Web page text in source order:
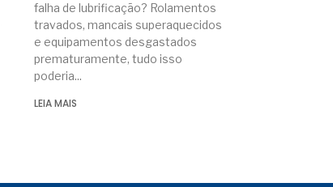
falha de lubrificação? Rolamentos
travados, mancais superaquecidos
e equipamentos desgastados
prematuramente, tudo isso
poderia
LEIA MAIS